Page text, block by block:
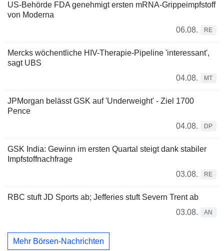
US-Behörde FDA genehmigt ersten mRNA-Grippeimpfstoff
von Moderna
06.08.
RE
Mercks wöchentliche HIV-Therapie-Pipeline 'interessant',
sagt UBS
04.08.
MT
JPMorgan belässt GSK auf 'Underweight' - Ziel 1700
Pence
04.08.
DP
GSK India: Gewinn im ersten Quartal steigt dank stabiler
Impfstoffnachfrage
03.08.
RE
RBC stuft JD Sports ab; Jefferies stuft Severn Trent ab
03.08.
AN
Mehr Börsen-Nachrichten